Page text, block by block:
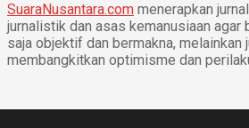
SuaraNusantara.com menerapkan
jurnalistik dan asas kemanusiaan agar
saja objektif dan bermakna, melainkan
membangkitkan optimisme dan